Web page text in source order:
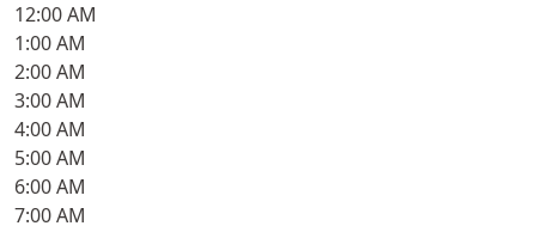
12:00 AM
1:00 AM
2:00 AM
3:00 AM
4:00 AM
5:00 AM
6:00 AM
7:00 AM